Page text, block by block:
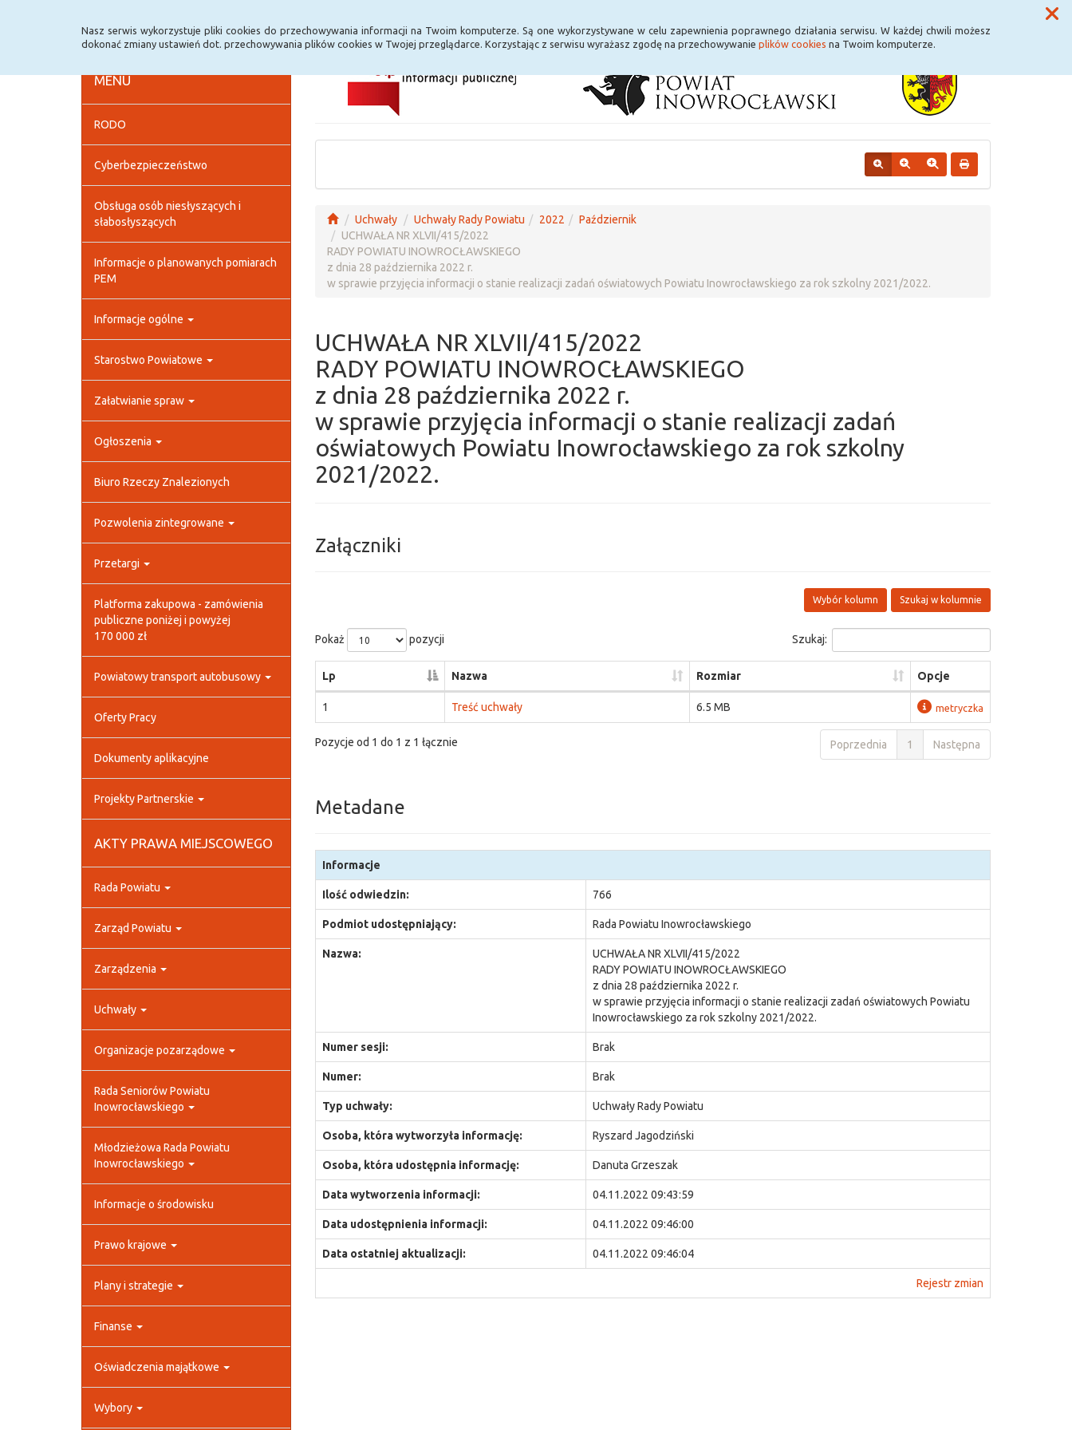
Nasz serwis wykorzystuje pliki cookies do przechowywania informacji na Twoim komputerze. Są one wykorzystywane w celu zapewnienia poprawnego działania serwisu. W każdej chwili możesz
dokonać zmiany ustawień dot. przechowywania plików cookies w Twojej przeglądarce. Korzystając z serwisu wyrażasz zgodę na przechowywanie plików cookies na Twoim komputerze.
MENU
RODO
Cyberbezpieczeństwo
Obsługa osób niesłyszących i
słabosłyszących
Informacje o planowanych pomiarach
PEM
Informacje ogólne
Starostwo Powiatowe
Załatwianie spraw
Ogłoszenia
Biuro Rzeczy Znalezionych
Pozwolenia zintegrowane
Przetargi
Platforma zakupowa - zamówienia
publiczne poniżej i powyżej
170 000 zł
Powiatowy transport autobusowy
Oferty Pracy
Dokumenty aplikacyjne
Projekty Partnerskie
AKTY PRAWA MIEJSCOWEGO
Rada Powiatu
Zarząd Powiatu
Zarządzenia
Uchwały
Organizacje pozarządowe
Rada Seniorów Powiatu
Inowrocławskiego
Młodzieżowa Rada Powiatu
Inowrocławskiego
Informacje o środowisku
Prawo krajowe
Plany i strategie
Finanse
Oświadczenia majątkowe
Wybory
Uchwały Uchwały Rady Powiatu 2022
Październik
UCHWAŁA NR XLVII/415/2022
RADY POWIATU INOWROCŁAWSKIEGO
z dnia 28 października 2022 r.
w sprawie przyjęcia informacji o stanie realizacji zadań oświatowych Powiatu Inowrocławskiego za rok szkolny 2021/2022.
UCHWAŁA NR XLVII/415/2022
RADY POWIATU INOWROCŁAWSKIEGO
z dnia 28 października 2022 r.
w sprawie przyjęcia informacji o stanie realizacji zadań
oświatowych Powiatu Inowrocławskiego za rok szkolny
2021/2022.
Załączniki
Szukaj w kolumnie
Wybór kolumn
Pokaż pozycji Szukaj:
Lp Nazwa Rozmiar Opcje
1 Treść uchwały 6.5 MB metryczka
Pozycje od 1 do 1 z 1 łącznie Poprzednia 1 Następna
Metadane
Informacje
Ilość odwiedzin: 766
Podmiot udostępniający: Rada Powiatu Inowrocławskiego
Nazwa:
UCHWAŁA NR XLVII/415/2022
RADY POWIATU INOWROCŁAWSKIEGO
z dnia 28 października 2022 r.
w sprawie przyjęcia informacji o stanie realizacji zadań oświatowych Powiatu
Inowrocławskiego za rok szkolny 2021/2022.
Numer sesji: Brak
Numer: Brak
Typ uchwały: Uchwały Rady Powiatu
Osoba, która wytworzyła informację: Ryszard Jagodziński
Osoba, która udostępnia informację: Danuta Grzeszak
Data wytworzenia informacji: 04.11.2022 09:43:59
Data udostępnienia informacji: 04.11.2022 09:46:00
Data ostatniej aktualizacji: 04.11.2022 09:46:04
Rejestr zmian